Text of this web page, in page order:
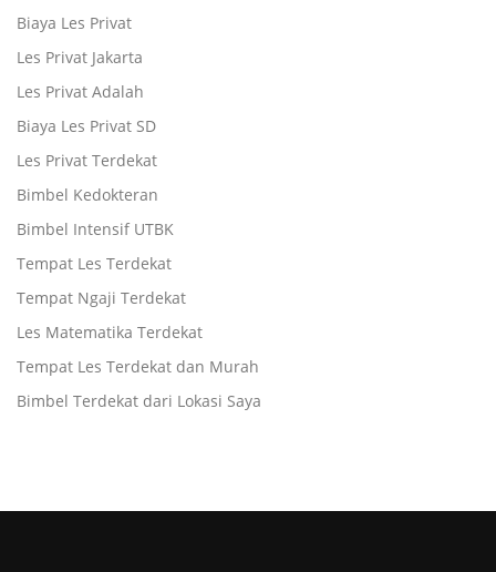
Biaya Les Privat
Les Privat Jakarta
Les Privat Adalah
Biaya Les Privat SD
Les Privat Terdekat
Bimbel Kedokteran
Bimbel Intensif UTBK
Tempat Les Terdekat
Tempat Ngaji Terdekat
Les Matematika Terdekat
Tempat Les Terdekat dan Murah
Bimbel Terdekat dari Lokasi Saya